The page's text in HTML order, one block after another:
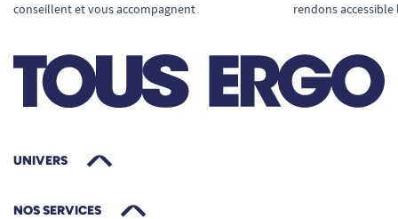
conseillent et vous accompagnent
rendons
UNIVERS
NOS SERVICES